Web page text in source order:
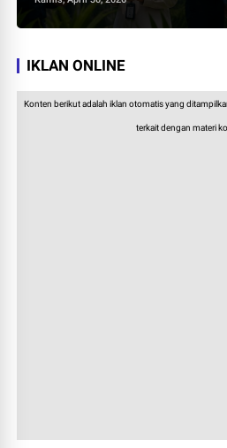
IKLAN ONLINE
Konten berikut adalah iklan otomatis yang
terkait dengan materi